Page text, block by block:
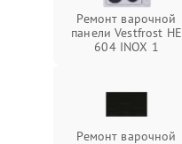
Ремонт варочной
панели Vestfrost HE
604 INOX 1
Ремонт варочной